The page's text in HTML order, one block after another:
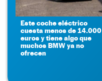
Este coche eléctrico
cuesta menos de 14.000
euros y tiene algo que
muchos BMW ya no
ofrecen